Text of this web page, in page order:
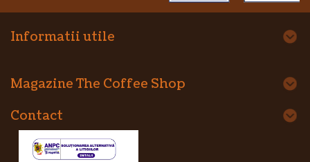
Informatii utile
Magazine The Coffee Shop
Contact